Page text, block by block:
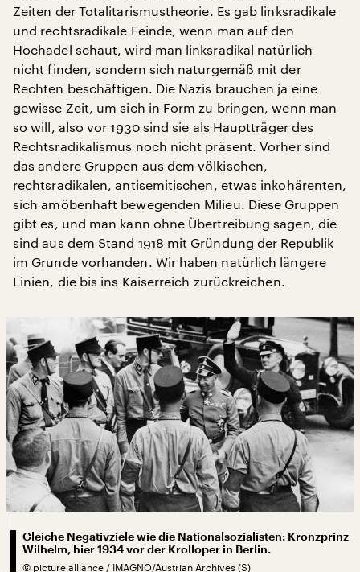
Zeiten der Totalitarismustheorie. Es gab linksradikale
und rechtsradikale Feinde, wenn man auf den
Hochadel schaut, wird man linksradikal natürlich
nicht finden, sondern sich naturgemäß mit der
Rechten beschäftigen. Die Nazis brauchen ja eine
gewisse Zeit, um sich in Form zu bringen, wenn man
so will, also vor 1930 sind sie als Hauptträger des
Rechtsradikalismus noch nicht präsent. Vorher sind
das andere Gruppen aus dem völkischen,
rechtsradikalen, antisemitischen, etwas inkohärenten,
sich amöbenhaft bewegenden Milieu. Diese Gruppen
gibt es, und man kann ohne Übertreibung sagen, die
sind aus dem Stand 1918 mit Gründung der Republik
im Grunde vorhanden. Wir haben natürlich längere
Linien, die bis ins Kaiserreich zurückreichen.
Gleiche Negativziele wie die Nationalsozialisten: Kronzprinz
Wilhelm, hier 1934 vor der Krolloper in Berlin.
© picture alliance / IMAGNO/Austrian Archives (S)